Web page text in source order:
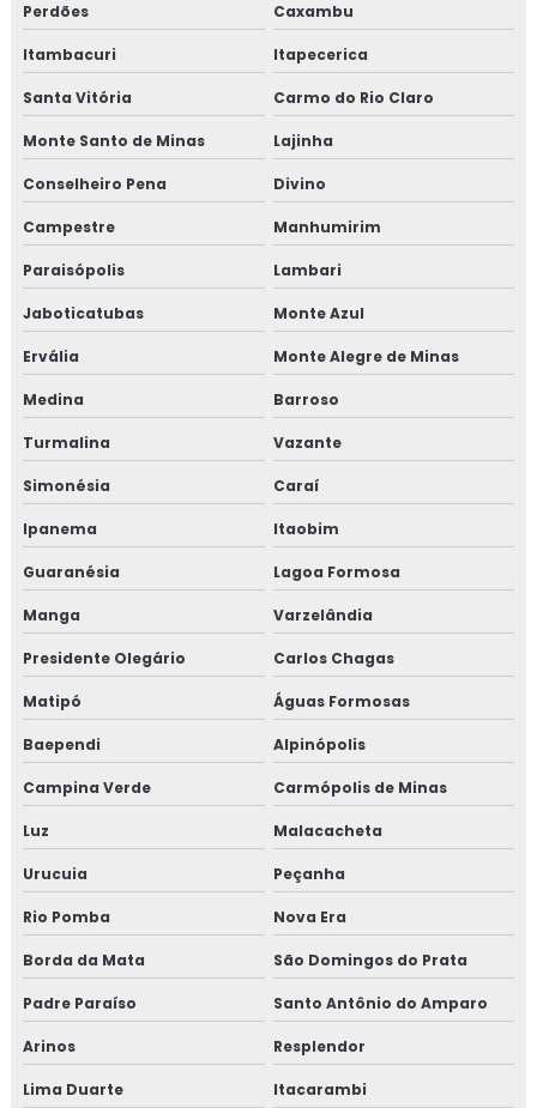
Treinamento em formação de equipe esa
Treinamento em fraud e food defense
Treinamento em FSSC 22000
rastreabilidade
Treinamento em gerenciamento de riscos corporativos
Treinamento em gestão da manutenção
Treinamento em gestão de fornecedores
Treinamento em gestão de fornecedores alergênicos
Treinamento em global market
Treinamento em GMP+
Treinamento em GMP+ 2020
Treinamento gmp com certificado
Treinamento em HACCP
Treinamento em HACCP de acordo com os requisitos do
GMP
Treinamento em HACCP APPCC
Treinamento em HACCP APPCC com foco no BRCGS
Treinamento em HACCP codex alimentarius
Treinamento em homologação de fornecedor
Treinamento em ifs food
Perdões Caxambu
Itambacuri Itapecerica
Santa Vitória Carmo do Rio Claro
Monte Santo de Minas Lajinha
Conselheiro Pena Divino
Campestre Manhumirim
Paraisópolis Lambari
Jaboticatubas Monte Azul
Ervália Monte Alegre de Minas
Medina Barroso
Turmalina Vazante
Simonésia Caraí
Ipanema Itaobim
Guaranésia Lagoa Formosa
Manga Varzelândia
Presidente Olegário Carlos Chagas
Matipó Águas Formosas
Baependi Alpinópolis
Campina Verde Carmópolis de Minas
Luz Malacacheta
Urucuia Peçanha
Rio Pomba Nova Era
Borda da Mata São Domingos do Prata
Padre Paraíso Santo Antônio do Amparo
Arinos Resplendor
Lima Duarte Itacarambi